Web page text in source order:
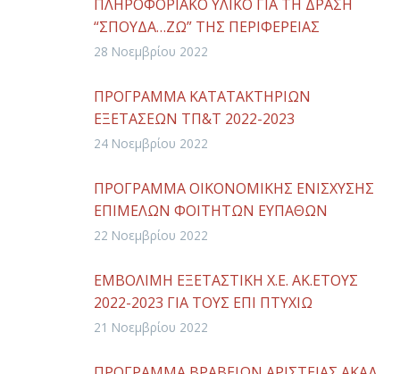
ΠΛΗΡΟΦΟΡΙΑΚΟ ΥΛΙΚΟ ΓΙΑ ΤΗ ΔΡΑΣΗ
“ΣΠΟΥΔΑ…ΖΩ” ΤΗΣ ΠΕΡΙΦΕΡΕΙΑΣ
ΣΤΕΡΕΑΣ ΕΛΛΑΔΑΣ
28 Νοεμβρίου 2022
ΠΡΟΓΡΑΜΜΑ ΚΑΤΑΤΑΚΤΗΡΙΩΝ
ΕΞΕΤΑΣΕΩΝ ΤΠ&Τ 2022-2023
24 Νοεμβρίου 2022
ΠΡΟΓΡΑΜΜΑ ΟΙΚΟΝΟΜΙΚΗΣ ΕΝΙΣΧΥΣΗΣ
ΕΠΙΜΕΛΩΝ ΦΟΙΤΗΤΩΝ ΕΥΠΑΘΩΝ
ΚΟΙΝΩΝΙΚΩΝ ΟΜΑΔΩΝ – ΑΚ.ΕΤΟΣ 2020-
22 Νοεμβρίου 2022
ΕΜΒΟΛΙΜΗ ΕΞΕΤΑΣΤΙΚΗ Χ.Ε. ΑΚ.ΕΤΟΥΣ
2022-2023 ΓΙΑ ΤΟΥΣ ΕΠΙ ΠΤΥΧΙΩ
ΦΟΙΤΗΤΕΣ
21 Νοεμβρίου 2022